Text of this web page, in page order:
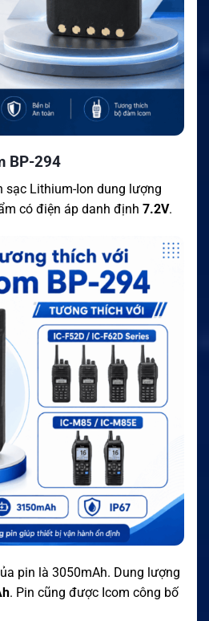
BP-294
sạc Lithium-Ion dung lượng
có điện áp danh định 7.2V.
pin là 3050mAh. Dung lượng
. Pin cũng được Icom công bố